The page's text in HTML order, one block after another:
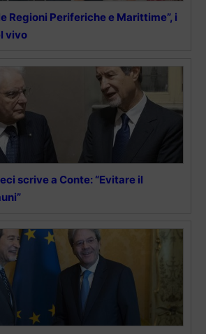
Regioni Periferiche e Marittime”, i
vivo
scrive a Conte: “Evitare il